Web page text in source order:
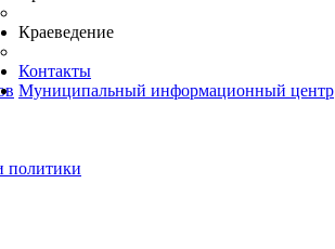
политики
Краеведение
Контакты
Муниципальный информационный центр